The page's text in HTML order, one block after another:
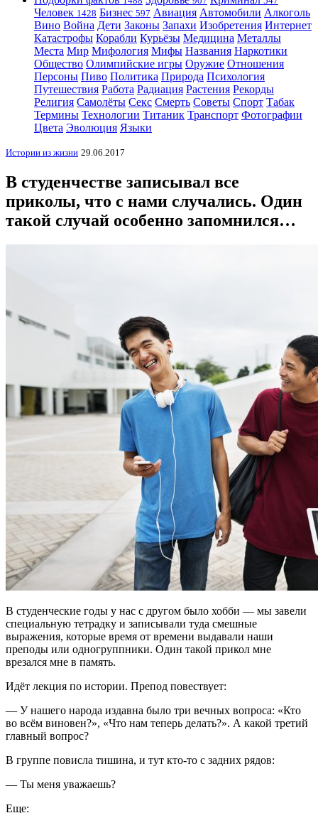
Человек 1428 Бизнес 597 Авиация Автомобили Алкоголь
Вино Война Дети Законы Запахи Изобретения Интернет
Катастрофы Корабли Курьёзы Медицина Металлы
Места Мир Мифология Мифы Названия Наркотики
Общество Олимпийские игры Оружие Отношения
Персоны Пиво Политика Природа Психология
Путешествия Работа Радиация Растения Рекорды
Религия Самолёты Секс Смерть Советы Спорт Табак
Термины Технологии Титаник Транспорт Фотографии
Цвета Эволюция Языки
Истории из жизни 29.06.2017
В студенчестве записывал все
приколы, что с нами случались. Один
такой случай особенно запомнился…
В студенческие годы у нас с другом было хобби — мы завели
специальную тетрадку и записывали туда смешные
выражения, которые время от времени выдавали наши
преподы или одногруппники. Один такой прикол мне
врезался мне в память.
Идёт лекция по истории. Препод повествует:
— У нашего народа издавна было три вечных вопроса: «Кто
во всём виновен?», «Что нам теперь делать?». А какой третий
главный вопрос?
В группе повисла тишина, и тут кто-то с задних рядов:
— Ты меня уважаешь?
Еще: